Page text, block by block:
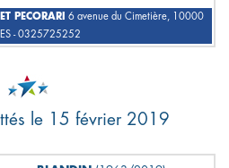
PECORARI
6 avenue du Cimetière, 10000
- 0325725252
le 15 février 2019